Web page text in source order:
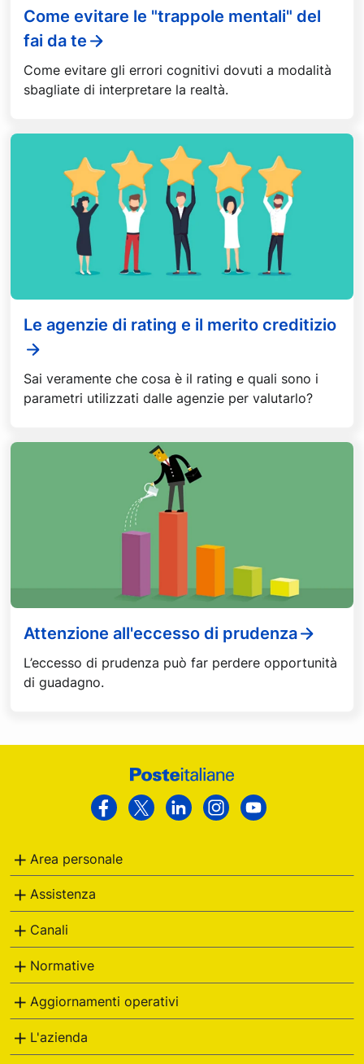
Come evitare le "trappole mentali" del
fai da te
Come evitare gli errori cognitivi dovuti a modalità
sbagliate di interpretare la realtà.
Le agenzie di rating e il merito creditizio
Sai veramente che cosa è il rating e quali sono i
parametri utilizzati dalle agenzie per valutarlo?
Attenzione all'eccesso di prudenza
L’eccesso di prudenza può far perdere opportunità
di guadagno.
Facebook
Twitter LinkedinInstagram
Area personale
Assistenza
Canali
Normative
Aggiornamenti operativi
L'azienda